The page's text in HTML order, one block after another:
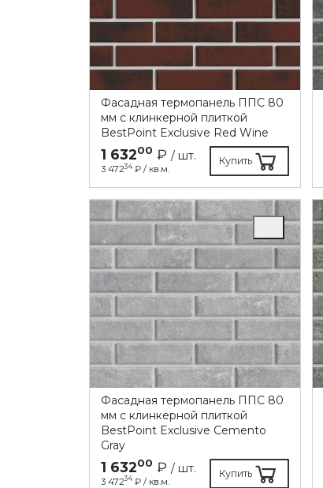
Фасадная термопанель ППC 80
мм с клинкерной плиткой
BestPoint Exclusive Red Wine
1 63200 ₽ / шт.
3 47234₽ / кв.м.
Купить
Фасадная термопанель ППC 80
мм с клинкерной плиткой
BestPoint Exclusive Cemento
Gray
1 63200 ₽ / шт.
3 47234₽ / кв.м.
Купить